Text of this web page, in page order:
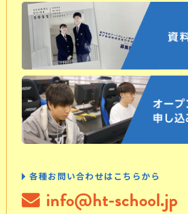
各種お問い合わせはこちらから
info@ht-school.jp